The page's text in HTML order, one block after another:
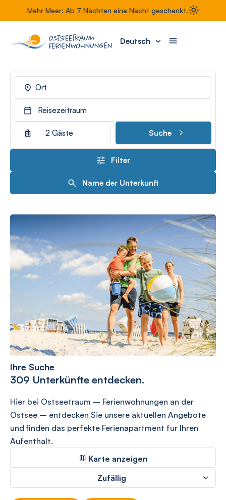
Mehr Meer: Ab 7 Nächten eine Nacht geschenkt.
Deutsch
Ort
Reisezeitraum
2 Gäste Suche
Filter
Name der Unterkunft
Ihre Suche
309 Unterkünfte entdecken.
Hier bei Ostseetraum – Ferienwohnungen an der
Ostsee – entdecken Sie unsere aktuellen Angebote
und finden das perfekte Ferienapartment für Ihren
Aufenthalt.
Karte anzeigen
Zufällig